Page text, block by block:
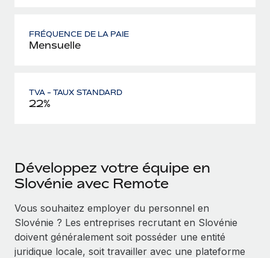
FRÉQUENCE DE LA PAIE
Mensuelle
TVA - TAUX STANDARD
22%
Développez votre équipe en
Slovénie avec Remote
Vous souhaitez employer du personnel en
Slovénie ? Les entreprises recrutant en Slovénie
doivent généralement soit posséder une entité
juridique locale, soit travailler avec une plateforme